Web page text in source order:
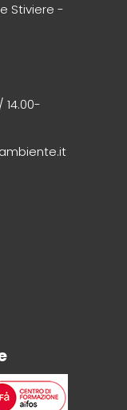
Stiviere -
14.00-